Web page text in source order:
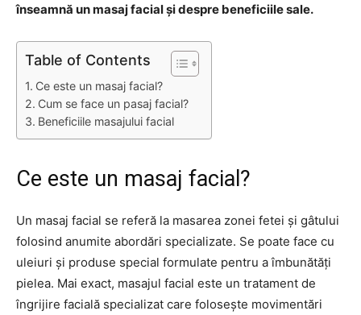
înseamnă un masaj facial și despre beneficiile sale.
Table of Contents
Ce este un masaj facial?
Cum se face un pasaj facial?
Beneficiile masajului facial
Ce este un masaj facial?
Un masaj facial se referă la masarea zonei fetei și gâtului
folosind anumite abordări specializate. Se poate face cu
uleiuri și produse special formulate pentru a îmbunătăți
pielea. Mai exact, masajul facial este un tratament de
îngrijire facială specializat care folosește movimentări